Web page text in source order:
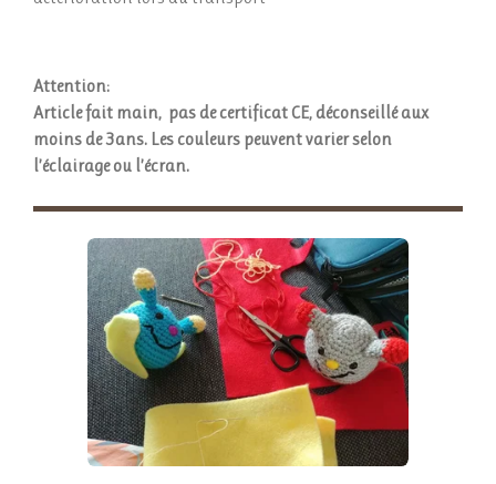
Attention:
Article fait main, pas de certificat CE, déconseillé aux
moins de 3ans. Les couleurs peuvent varier selon
l’éclairage ou l’écran.